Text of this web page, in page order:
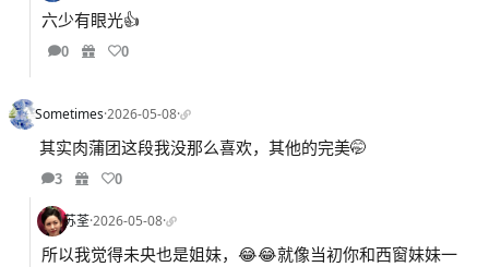
六少有眼光👍
0 0
Sometimes·2026-05-08·
其实肉蒲团这段我没那么喜欢，其他的完美🤭
3 0
苏荃·2026-05-08·
所以我觉得未央也是姐妹，😂😂就像当初你和西窗妹妹一